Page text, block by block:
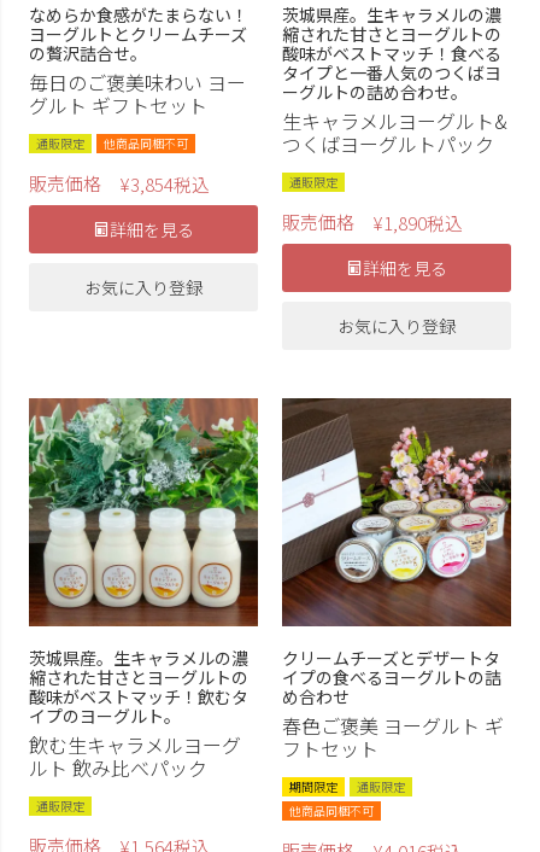
なめらか食感がたまらない！
ヨーグルトとクリームチーズ
の贅沢詰合せ。
毎日のご褒美味わい ヨー
グルト ギフトセット
通販限定 他商品同梱不可
販売価格 ¥3,854税込
詳細を見る
お気に入り登録
茨城県産。生キャラメルの濃
縮された甘さとヨーグルトの
酸味がベストマッチ！食べる
タイプと一番人気のつくばヨ
ーグルトの詰め合わせ。
生キャラメルヨーグルト&
つくばヨーグルトパック
通販限定
販売価格 ¥1,890税込
詳細を見る
お気に入り登録
茨城県産。生キャラメルの濃
縮された甘さとヨーグルトの
酸味がベストマッチ！飲むタ
イプのヨーグルト。
飲む生キャラメルヨーグ
ルト 飲み比べパック
通販限定
販売価格
クリームチーズとデザートタ
イプの食べるヨーグルトの詰
め合わせ
春色ご褒美 ヨーグルト ギ
フトセット
期間限定
通販限定
他商品同梱不可